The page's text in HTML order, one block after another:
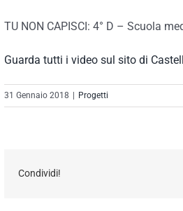
TU NON CAPISCI: 4° D – Scuola
Guarda tutti i video sul sito di
31 Gennaio 2018 | Progetti
Condividi!